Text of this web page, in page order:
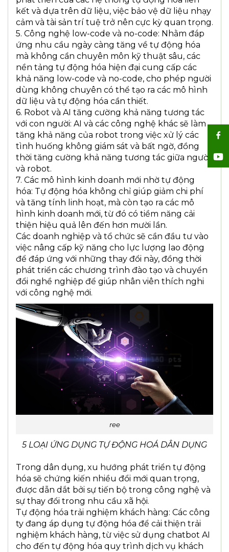
kết và dựa trên dữ liệu, việc bảo vệ dữ liệu nhạy
cảm và tài sản trí tuệ trở nên cực kỳ quan trọng.
5. Công nghệ low-code và no-code: Nhằm đáp
ứng nhu cầu ngày càng tăng về tự động hóa
mà không cần chuyên môn kỹ thuật sâu, các
nền tảng tự động hóa hiện đại cung cấp các
khả năng low-code và no-code, cho phép người
dùng không chuyên có thể tạo ra các mô hình
dữ liệu và tự động hóa cần thiết.
6. Robot và AI tăng cường khả năng tương tác
với con người: AI và các công nghệ khác sẽ làm
tăng khả năng của robot trong việc xử lý các
tình huống không giám sát và bất ngờ, đồng
thời tăng cường khả năng tương tác giữa người
và robot.
7. Các mô hình kinh doanh mới nhờ tự động
hóa: Tự động hóa không chỉ giúp giảm chi phí
và tăng tính linh hoạt, mà còn tạo ra các mô
hình kinh doanh mới, từ đó có tiềm năng cải
thiện hiệu quả lên đến hơn mười lần.
Các doanh nghiệp và tổ chức sẽ cần đầu tư vào
việc nâng cấp kỹ năng cho lực lượng lao động
để đáp ứng với những thay đổi này, đồng thời
phát triển các chương trình đào tạo và chuyển
đổi nghề nghiệp để giúp nhân viên thích nghi
với công nghệ mới.
ree
5 LOẠI ỨNG DỤNG TỰ ĐỘNG HOÁ DÂN DỤNG
Trong dân dụng, xu hướng phát triển tự động
hóa sẽ chứng kiến nhiều đổi mới quan trọng,
được dẫn dắt bởi sự tiến bộ trong công nghệ và
sự thay đổi trong nhu cầu xã hội.
Tự động hóa trải nghiệm khách hàng: Các công
ty đang áp dụng tự động hóa để cải thiện trải
nghiệm khách hàng, từ việc sử dụng chatbot AI
cho đến tự động hóa quy trình dịch vụ khách